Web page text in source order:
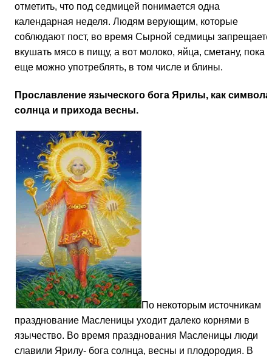
отметить, что под седмицей понимается одна
календарная неделя. Людям верующим, которые
соблюдают пост, во время Сырной седмицы
вкушать мясо в пищу, а вот молоко, яйца, сметану, пока
еще можно употреблять, в том числе и блины.
Прославление языческого бога Ярилы, как символа
солнца и прихода весны.
По некоторым источникам
празднование Масленицы уходит далеко корнями в
язычество. Во время празднования Масленицы люди
славили Ярилу- бога солнца, весны и плодородия. В